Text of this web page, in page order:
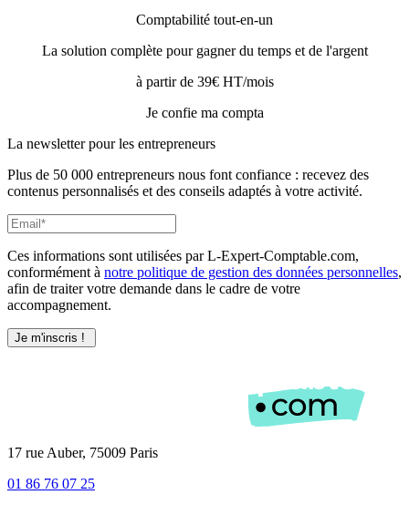
Comptabilité tout-en-un
La solution complète pour gagner du temps et de l'argent
à partir de 39€ HT/mois
Je confie ma compta
La newsletter pour les entrepreneurs
Plus de 50 000 entrepreneurs nous font confiance : recevez des
contenus personnalisés et des conseils adaptés à votre activité.
Ces informations sont utilisées par L-Expert-Comptable.com,
conformément à notre politique de gestion des données personnelles,
afin de traiter votre demande dans le cadre de votre
accompagnement.
17 rue Auber, 75009 Paris
01 86 76 07 25